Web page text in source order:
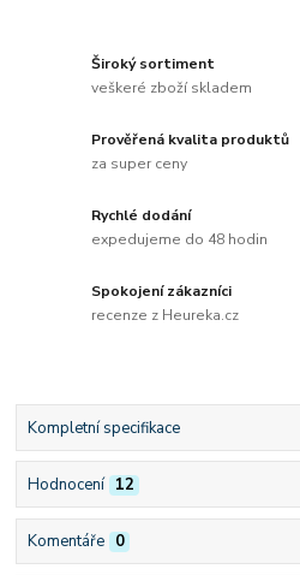
Široký sortiment
veškeré zboží skladem
Prověřená kvalita produktů
za super ceny
Rychlé dodání
expedujeme do 48 hodin
Spokojení zákazníci
recenze z Heureka.cz
Kompletní specifikace
Hodnocení 12
Komentáře 0